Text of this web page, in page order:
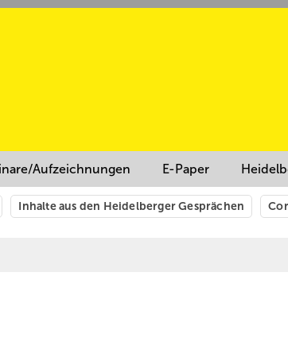
Aufzeichnungen E-Paper
Inhalte aus den Heidelberger Gesprächen